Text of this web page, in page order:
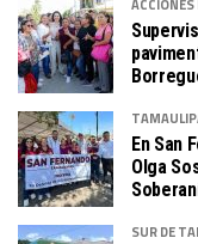
En San
Olga
SUR DE